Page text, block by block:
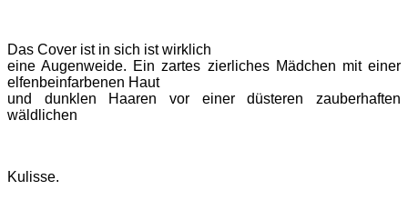
Das Cover ist in sich ist wirklich
eine Augenweide. Ein zartes zierliches Mädchen mit einer
elfenbeinfarbenen Haut
und dunklen Haaren vor einer düsteren zauberhaften
wäldlichen
Kulisse.